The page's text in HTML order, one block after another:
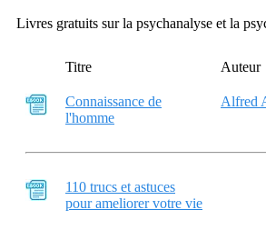
Livres gratuits sur la psychanalyse et la
Titre Auteur
Connaissance de
l'homme
Alfred
110 trucs et astuces
pour ameliorer votre vie